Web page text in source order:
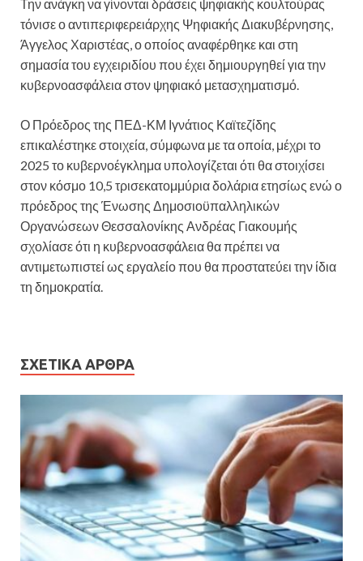
Την ανάγκη να γίνονται δράσεις ψηφιακής κουλτούρας
τόνισε ο αντιπεριφερειάρχης Ψηφιακής Διακυβέρνησης,
Άγγελος Χαριστέας, ο οποίος αναφέρθηκε και στη
σημασία του εγχειριδίου που έχει δημιουργηθεί για την
κυβερνοασφάλεια στον ψηφιακό μετασχηματισμό.
Ο Πρόεδρος της ΠΕΔ-ΚΜ Ιγνάτιος Καϊτεζίδης
επικαλέστηκε στοιχεία, σύμφωνα με τα οποία, μέχρι το
2025 το κυβερνοέγκλημα υπολογίζεται ότι θα στοιχίσει
στον κόσμο 10,5 τρισεκατομμύρια δολάρια ετησίως ενώ ο
πρόεδρος της Ένωσης Δημοσιοϋπαλληλικών
Οργανώσεων Θεσσαλονίκης Ανδρέας Γιακουμής
σχολίασε ότι η κυβερνοασφάλεια θα πρέπει να
αντιμετωπιστεί ως εργαλείο που θα προστατεύει την ίδια
τη δημοκρατία.
ΣΧΕΤΙΚΆ ΆΡΘΡΑ